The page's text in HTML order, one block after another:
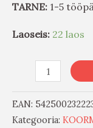
TARNE: 1-5
Laoseis: 22 laos
EAN:
Kategooria: